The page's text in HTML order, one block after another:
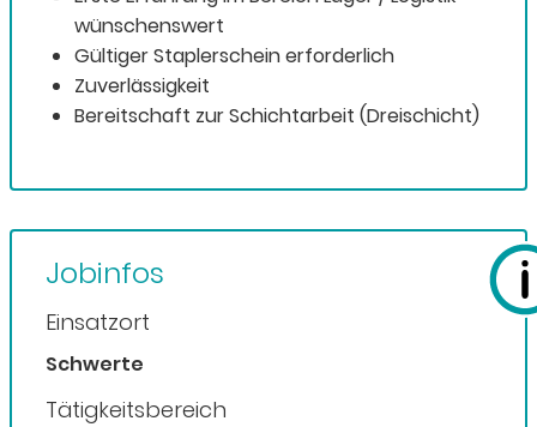
wünschenswert
Gültiger Staplerschein erforderlich
Zuverlässigkeit
Bereitschaft zur Schichtarbeit (Dreischicht)
Jobinfos
Einsatzort
Schwerte
Tätigkeitsbereich